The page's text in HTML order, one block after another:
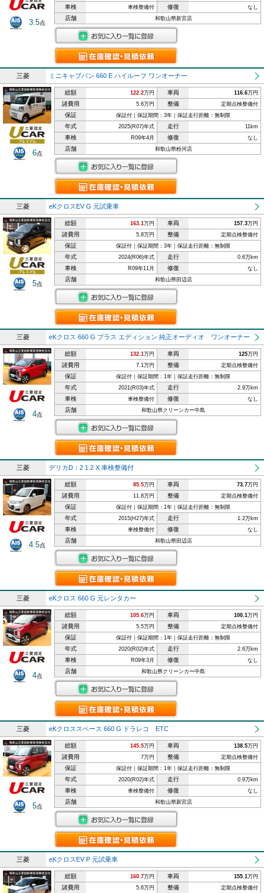
3.5点
車検 車検整備付 修復 なし
店舗 和歌山県新宮店
三菱 ミニキャブバン 660 E ハイルーフ ワンオーナー
6点
総額 122.2万円 車両 116.6万円
諸費用 5.6万円 整備 定期点検整備付
保証 保証付｜保証期間：3年｜保証走行距離：無制限
年式 2025(R07)年式 走行 11km
車検 R09年4月 修復 なし
店舗 和歌山県粉河店
三菱 eKクロスEV G 元試乗車
5点
総額 163.1万円 車両 157.3万円
諸費用 5.8万円 整備 定期点検整備付
保証 保証付｜保証期間：3年｜保証走行距離：無制限
年式 2024(R06)年式 走行 0.6万km
車検 R09年11月 修復 なし
店舗 和歌山県田辺店
三菱 eKクロス 660 G プラス エディション 純正オーディオ ワンオーナー
4点
総額 132.1万円 車両 125万円
諸費用 7.1万円 整備 定期点検整備付
保証 保証付｜保証期間：1年｜保証走行距離：無制限
年式 2021(R03)年式 走行 2.9万km
車検 車検整備付 修復 なし
店舗 和歌山県クリーンカー中島
三菱 デリカD：2 1.2 X 車検整備付
4.5点
総額 85.5万円 車両 73.7万円
諸費用 11.8万円 整備 定期点検整備付
保証 保証付｜保証期間：1年｜保証走行距離：無制限
年式 2015(H27)年式 走行 1.2万km
車検 車検整備付 修復 なし
店舗 和歌山県田辺店
三菱 eKクロス 660 G 元レンタカー
4点
総額 105.6万円 車両 100.1万円
諸費用 5.5万円 整備 定期点検整備付
保証 保証付｜保証期間：1年｜保証走行距離：無制限
年式 2020(R02)年式 走行 2.6万km
車検 R09年3月 修復 なし
店舗 和歌山県クリーンカー中島
三菱 eKクロススペース 660 G ドラレコ ETC
5点
総額 145.5万円 車両 138.5万円
諸費用 7万円 整備 定期点検整備付
保証 保証付｜保証期間：1年｜保証走行距離：無制限
年式 2020(R02)年式 走行 0.9万km
車検 車検整備付 修復 なし
店舗 和歌山県新宮店
三菱 eKクロスEV P 元試乗車
総額 160.7万円 車両 155.1万円
諸費用 5.6万円 整備 定期点検整備付